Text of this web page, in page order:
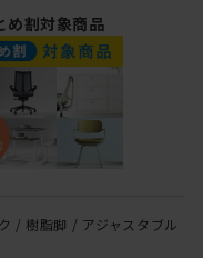
割対象商品
/ 樹脂脚 / アジャスタブル